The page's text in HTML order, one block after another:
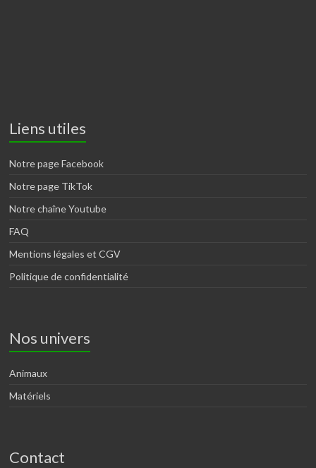
Liens utiles
Notre page Facebook
Notre page TikTok
Notre chaîne Youtube
FAQ
Mentions légales et CGV
Politique de confidentialité
Nos univers
Animaux
Matériels
Contact